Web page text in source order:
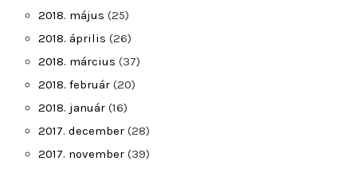
2018. május (25)
2018. április (26)
2018. március (37)
2018. február (20)
2018. január (16)
2017. december (28)
2017. november (39)